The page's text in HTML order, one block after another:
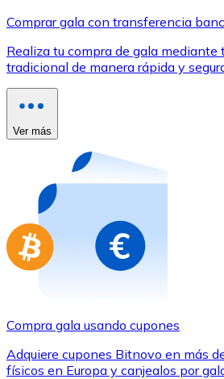
Utiliza tarjetas Visa y
Comprar con tarjeta
Compra tarjetas regalo de tus
Ir a la tienda de tarjetas regalo
Comprar gala con transferencia
Realiza tu compra de gala
tradicional de manera rápida y
Ver más
Compra gala usando cupones
Adquiere cupones Bitnovo en más
físicos en Europa y canjealos por